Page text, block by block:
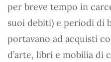
per breve tempo in
suoi debiti) e periodi di
portavano ad acquisti
d’arte, libri e mobilia di